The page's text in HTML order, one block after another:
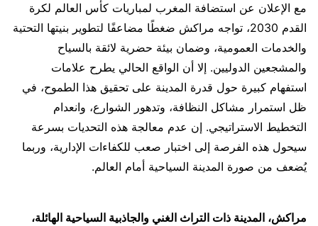
مع الإعلان عن استضافة المغرب لمباريات كأس العالم لكرة
القدم 2030، تواجه مراكش ضغطًا مضاعفًا لتطوير بنيتها التحتية
والخدمات العمومية، وضمان بيئة حضرية لائقة بالسياح
والمشجعين الدوليين. إلا أن الواقع الحالي يطرح علامات
استفهام كبيرة حول قدرة المدينة على تحقيق هذا الطموح، في
ظل استمرار مشاكل النظافة، وتدهور الشوارع، وانعدام
التخطيط الاستراتيجي. إن عدم معالجة هذه التحديات بسرعة
سيحول هذه الفرصة إلى اختبار صعب للكفاءات الإدارية، وربما
يُضعف من صورة المدينة السياحية أمام العالم.
مراكش، المدينة ذات التراث الغني والجاذبية السياحية الهائلة،